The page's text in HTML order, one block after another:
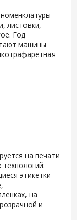
листовки,
Год
машины
на печати
этикетки-
на
и